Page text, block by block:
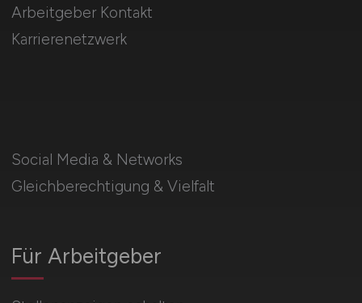
Social Media & Networks
Gleichberechtigung & Vielfalt
Für Arbeitgeber
Arbeitgeber Kontakt
Karrierenetzwerk